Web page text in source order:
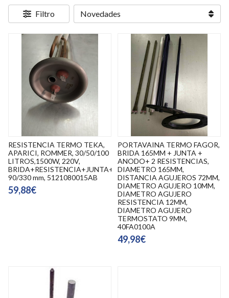
Filtro
RESISTENCIA TERMO TEKA,
APARICI, ROMMER, 30/50/100
LITROS,1500W, 220V,
BRIDA+RESISTENCIA+JUNTA+ANODO,
90/330 mm, 5121080015AB
59,88€
PORTAVAINA TERMO FAGOR,
BRIDA 165MM + JUNTA +
ANODO+ 2 RESISTENCIAS,
DIAMETRO 165MM,
DISTANCIA AGUJEROS 72MM,
DIAMETRO AGUJERO 10MM,
DIAMETRO AGUJERO
RESISTENCIA 12MM,
DIAMETRO AGUJERO
TERMOSTATO 9MM,
40FA0100A
49,98€